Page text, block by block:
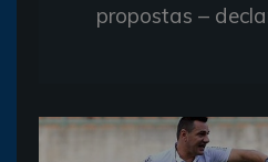
propostas –